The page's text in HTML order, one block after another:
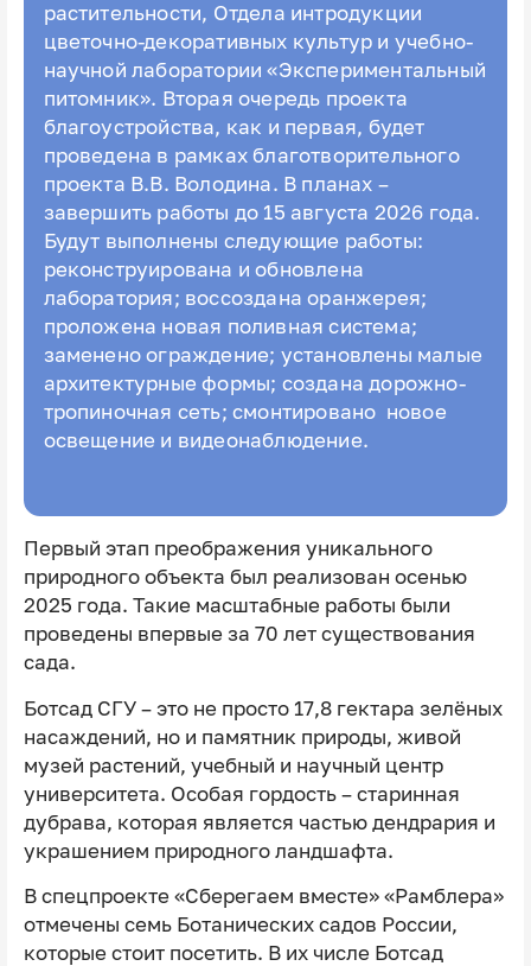
растительности, Отдела интродукции
цветочно-декоративных культур и учебно-
научной лаборатории «Экспериментальный
питомник». Вторая очередь проекта
благоустройства, как и первая, будет
проведена в рамках благотворительного
проекта В.В. Володина. В планах –
завершить работы до 15 августа 2026 года.
Будут выполнены следующие работы:
реконструирована и обновлена
лаборатория; воссоздана оранжерея;
проложена новая поливная система;
заменено ограждение; установлены малые
архитектурные формы; создана дорожно-
тропиночная сеть; смонтировано новое
освещение и видеонаблюдение.
Первый этап преображения уникального
природного объекта был реализован осенью
2025 года. Такие масштабные работы были
проведены впервые за 70 лет существования
сада.
Ботсад СГУ – это не просто 17,8 гектара зелёных
насаждений, но и памятник природы, живой
музей растений, учебный и научный центр
университета. Особая гордость – старинная
дубрава, которая является частью дендрария и
украшением природного ландшафта.
В спецпроекте «Сберегаем вместе» «Рамблера»
отмечены семь Ботанических садов России,
которые стоит посетить. В их числе Ботсад